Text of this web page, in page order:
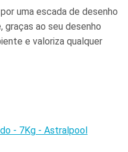
uma escada de desenho
graças ao seu desenho
e valoriza qualquer